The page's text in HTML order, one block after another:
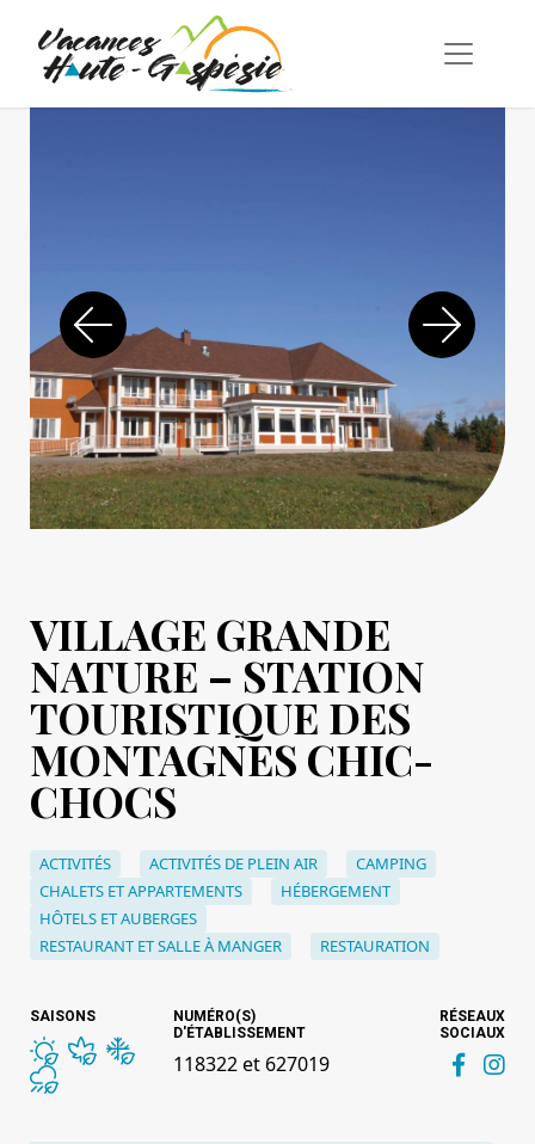
VILLAGE GRANDE
NATURE – STATION
TOURISTIQUE DES
MONTAGNES CHIC-
CHOCS
ACTIVITÉS ACTIVITÉS DE PLEIN AIR
CAMPING
CHALETS ET APPARTEMENTS
HÉBERGEMENT
HÔTELS ET AUBERGES
RESTAURANT ET SALLE À MANGER
RESTAURATION
SAISONS
NUMÉRO(S)
D'ÉTABLISSEMENT
118322 et 627019
RÉSEAUX
SOCIAUX